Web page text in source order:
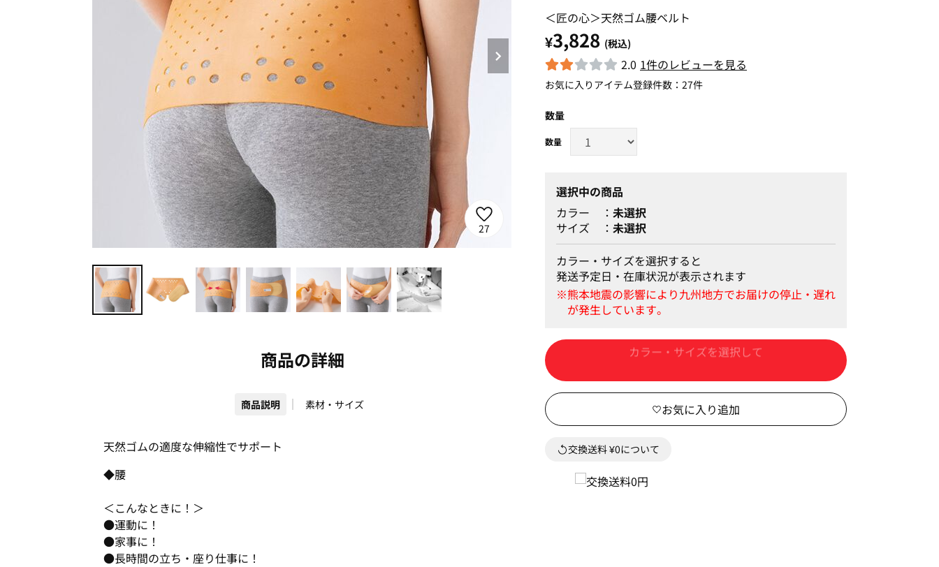
27
商品の詳細
商品説明 素材・サイズ
天然ゴムの適度な伸縮性でサポート
◆腰
＜こんなときに！＞
●運動に！
●家事に！
●長時間の立ち・座り仕事に！
＜匠の心＞天然ゴム腰ベルト
¥3,828 (税込)
2.0 1件のレビューを見る
お気に入りアイテム登録件数： 27件
数量
選択中の商品
カラー
未選択
サイズ
未選択
カラー・サイズを選択すると
発送予定日・在庫状況が表示されます
カートに入れる
交換送料 ¥0について